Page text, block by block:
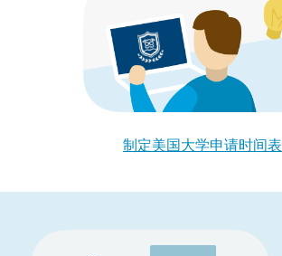
制定美国大学申请时间表